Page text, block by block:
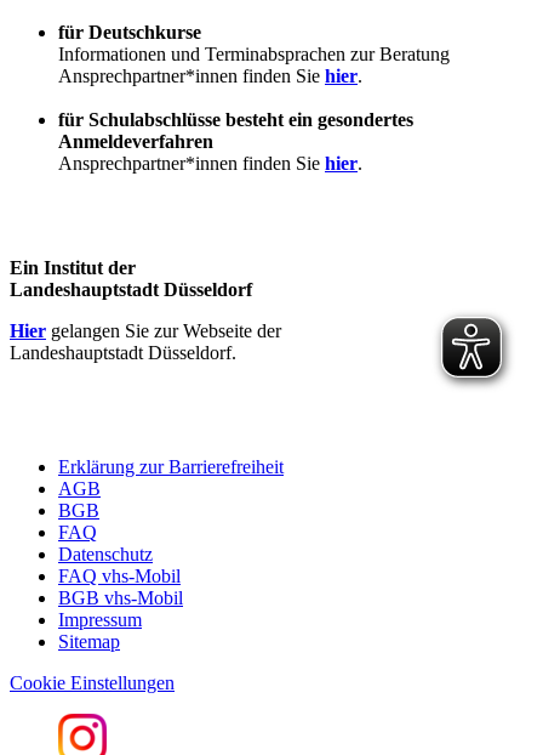
für Deutschkurse
Informationen und Terminabsprachen zur Beratung
Ansprechpartner*innen finden Sie hier.
für Schulabschlüsse besteht ein gesondertes
Anmeldeverfahren
Ansprechpartner*innen finden Sie hier.
Ein Institut der
Landeshauptstadt Düsseldorf
Hier gelangen Sie zur Webseite der
Landeshauptstadt Düsseldorf.
Erklärung zur Barrierefreiheit
AGB
BGB
FAQ
Datenschutz
FAQ vhs-Mobil
BGB vhs-Mobil
Impressum
Sitemap
Cookie Einstellungen